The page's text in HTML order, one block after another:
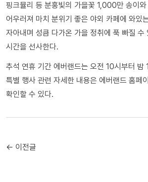
핑크뮬리 등 분홍빛의 가을꽃 1,000만 송이와
어우러져 마치 분위기 좋은 야외 카페에 와있
자아내며 성큼 다가온 가을 정취에 푹 빠질 수
시간을 선사한다.
추석 연휴 기간 에버랜드는 오전 10시부터 밤
특별 행사 관련 자세한 내용은 에버랜드 홈
확인할 수 있다.
← 이전글